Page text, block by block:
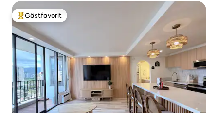
Populär gästfavorit
Gästfavorit